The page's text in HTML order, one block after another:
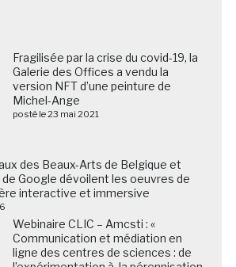
Fragilisée par la crise du covid-19, la
Galerie des Offices a vendu la
version NFT d’une peinture de
Michel-Ange
posté le 23 mai 2021
des Beaux-Arts de Belgique et
Google dévoilent les oeuvres de
interactive et immersive
Webinaire CLIC – Amcsti : «
Communication et médiation en
ligne des centres de sciences : de